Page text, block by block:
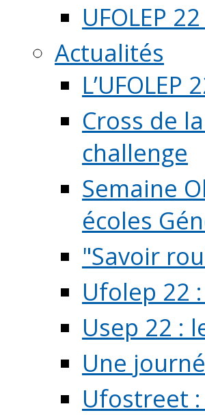
UFOLEP
Actualités
Cross de
challenge
Semaine
écoles
"Savoir
Ufolep 22
Usep 22 :
Une
Ufostreet